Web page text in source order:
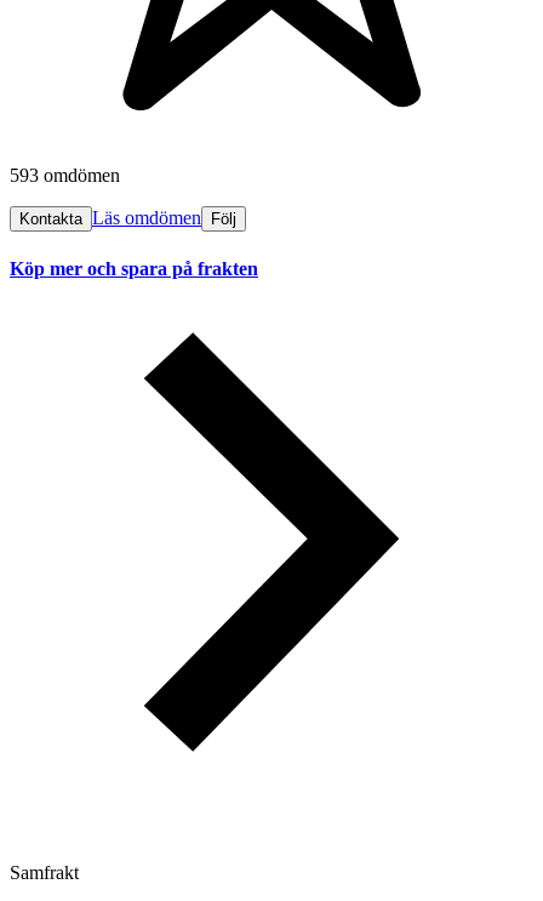
593 omdömen
Kontakta Läs omdömen Följ
Köp mer och spara på frakten
Samfrakt